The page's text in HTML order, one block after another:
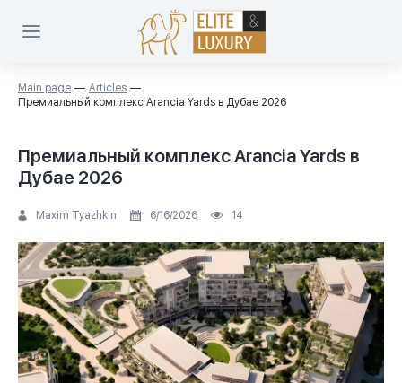
Main page
Articles
Премиальный комплекс Arancia Yards в Дубае 2026
Премиальный комплекс Arancia Yards в
Дубае 2026
Maxim Tyazhkin 6/16/2026 14